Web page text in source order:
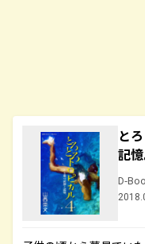
と
記
D-